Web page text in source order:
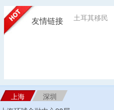
友情链接 土耳其移民
上海
深圳